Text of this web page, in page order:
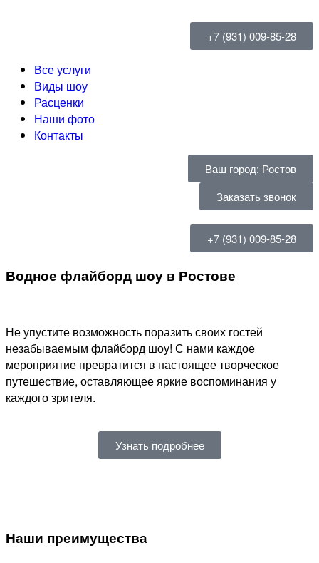
+7 (931) 009-85-28
Все услуги
Виды шоу
Расценки
Наши фото
Контакты
Ваш город: Ростов
Заказать звонок
+7 (931) 009-85-28
Водное флайборд шоу в Ростове
Не упустите возможность поразить своих гостей
незабываемым флайборд шоу! С нами каждое
мероприятие превратится в настоящее творческое
путешествие, оставляющее яркие воспоминания у
каждого зрителя.
Узнать подробнее
Наши преимущества